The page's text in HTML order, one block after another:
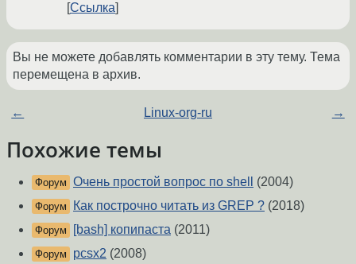
Ссылка
Вы не можете добавлять комментарии в эту тему. Тема
перемещена в архив.
← Linux-org-ru →
Похожие темы
Форум Очень простой вопрос по shell (2004)
Форум Как построчно читать из GREP ? (2018)
Форум [bash] копипаста (2011)
Форум pcsx2 (2008)